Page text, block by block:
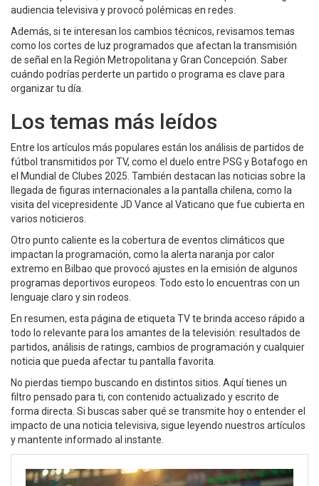
audiencia televisiva y provocó polémicas en redes.
Además, si te interesan los cambios técnicos, revisamos temas
como los cortes de luz programados que afectan la transmisión
de señal en la Región Metropolitana y Gran Concepción. Saber
cuándo podrías perderte un partido o programa es clave para
organizar tu día.
Los temas más leídos
Entre los artículos más populares están los análisis de partidos de
fútbol transmitidos por TV, como el duelo entre PSG y Botafogo en
el Mundial de Clubes 2025. También destacan las noticias sobre la
llegada de figuras internacionales a la pantalla chilena, como la
visita del vicepresidente JD Vance al Vaticano que fue cubierta en
varios noticieros.
Otro punto caliente es la cobertura de eventos climáticos que
impactan la programación, como la alerta naranja por calor
extremo en Bilbao que provocó ajustes en la emisión de algunos
programas deportivos europeos. Todo esto lo encuentras con un
lenguaje claro y sin rodeos.
En resumen, esta página de etiqueta TV te brinda acceso rápido a
todo lo relevante para los amantes de la televisión: resultados de
partidos, análisis de ratings, cambios de programación y cualquier
noticia que pueda afectar tu pantalla favorita.
No pierdas tiempo buscando en distintos sitios. Aquí tienes un
filtro pensado para ti, con contenido actualizado y escrito de
forma directa. Si buscas saber qué se transmite hoy o entender el
impacto de una noticia televisiva, sigue leyendo nuestros artículos
y mantente informado al instante.